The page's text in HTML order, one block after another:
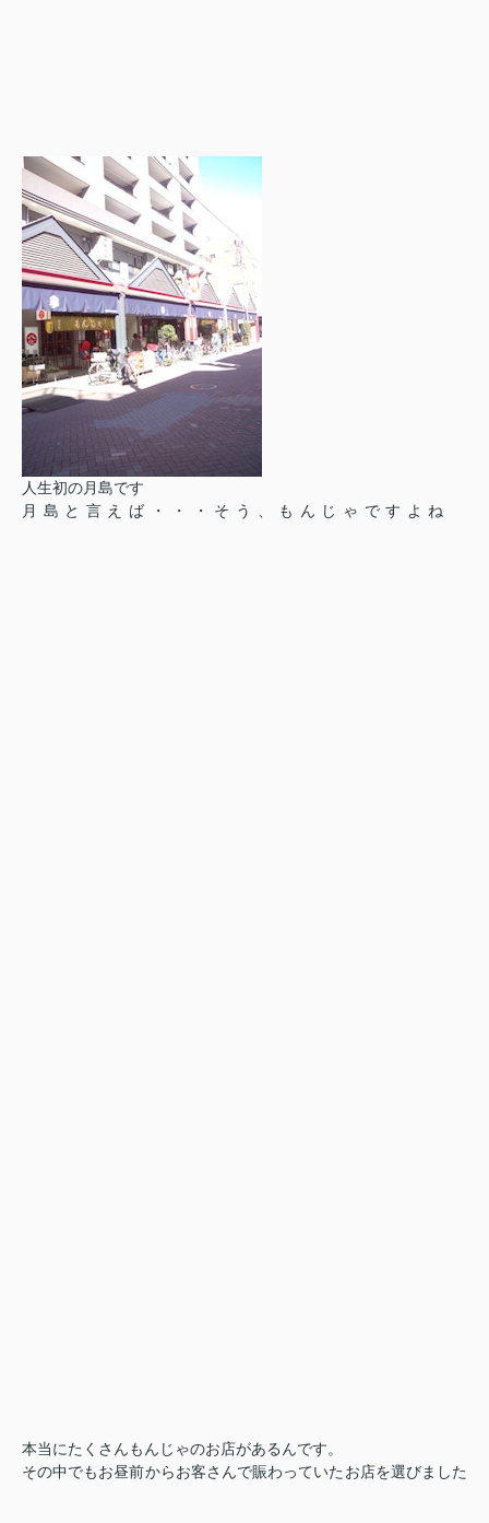
人生初の月島です
月島と言えば・・・そう、もんじゃですよね
本当にたくさんもんじゃのお店があるんです。
その中でもお昼前からお客さんで賑わっていたお店を選びました